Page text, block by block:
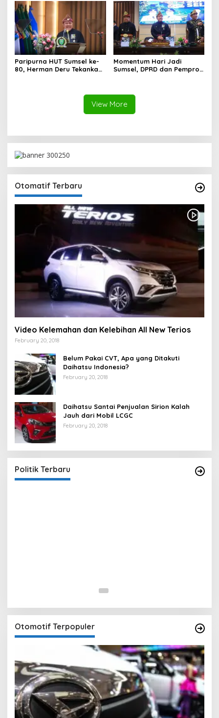
Juta Ton
Juta Ton
Paripurna HUT Sumsel ke-
80, Herman Deru Tekankan
Momentum Hari Jadi
Sumsel, DPRD dan Pemprov
View More
Otomatif Terbaru
Video Kelemahan dan Kelebihan All New Terios
February 20, 2018
Belum Pakai CVT, Apa yang Ditakuti
Daihatsu Indonesia?
February 20, 2018
Daihatsu Santai Penjualan Sirion Kalah
Jauh dari Mobil LCGC
February 20, 2018
Politik Terbaru
Strategi PPP Menangkan Duet Ganjar dan Gus
Yasin
In Berita, Politik |
Otomotif Terpopuler